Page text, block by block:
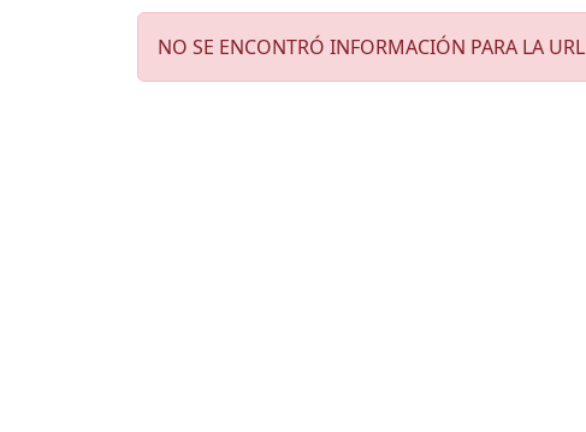
NO SE ENCONTRÓ INFORMACIÓN PARA LA URL